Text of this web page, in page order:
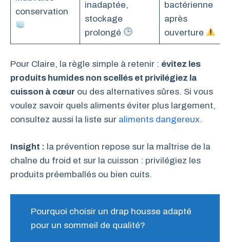
conservation
inadaptée,
stockage
prolongé
bactérienne
après
ouverture
Pour Claire, la règle simple à retenir : évitez les
produits humides non scellés et privilégiez la
cuisson à cœur ou des alternatives sûres. Si vous
voulez savoir quels aliments éviter plus largement,
consultez aussi la liste sur aliments dangereux.
Insight : la prévention repose sur la maîtrise de la
chaîne du froid et sur la cuisson : privilégiez les
produits préemballés ou bien cuits.
Pourquoi choisir un drap housse adapté
pour un sommeil de qualité?